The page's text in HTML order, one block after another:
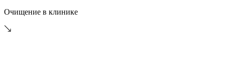
Очищение в клинике